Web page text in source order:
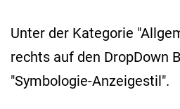
Unter der Kategorie
rechts auf den DropDown
"Symbologie-Anzeigestil".